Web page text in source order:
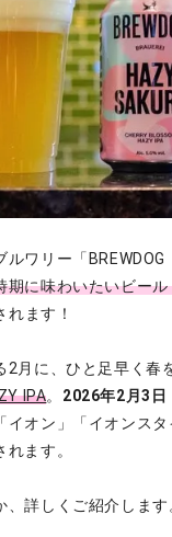
ルワリー「BREWDOG
期に味わいたいビール
れます！
2月に、ひと足早く春
IPA。 2026年2月3日
イオン」「イオンスタ
ます。
詳しくご紹介します